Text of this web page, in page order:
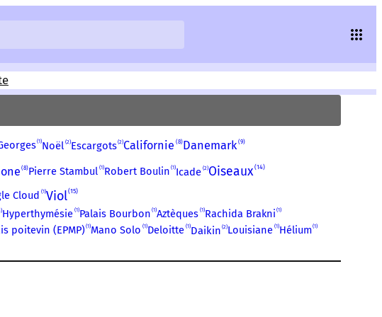
1 Noël 2 Escargots 2 Californie 8 Danemark 9
8 Pierre Stambul 1 Robert Boulin 1 Icade 2 Oiseaux 14
Cloud 1 Viol 15
Hyperthymésie 1 Palais Bourbon 1 Aztèques 1 Rachida Brakni 1
poitevin (EPMP) 1 Mano Solo 1 Deloitte 1 Daikin 2 Louisiane 1 Hélium 1